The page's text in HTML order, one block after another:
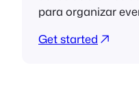
para organizar
Get started